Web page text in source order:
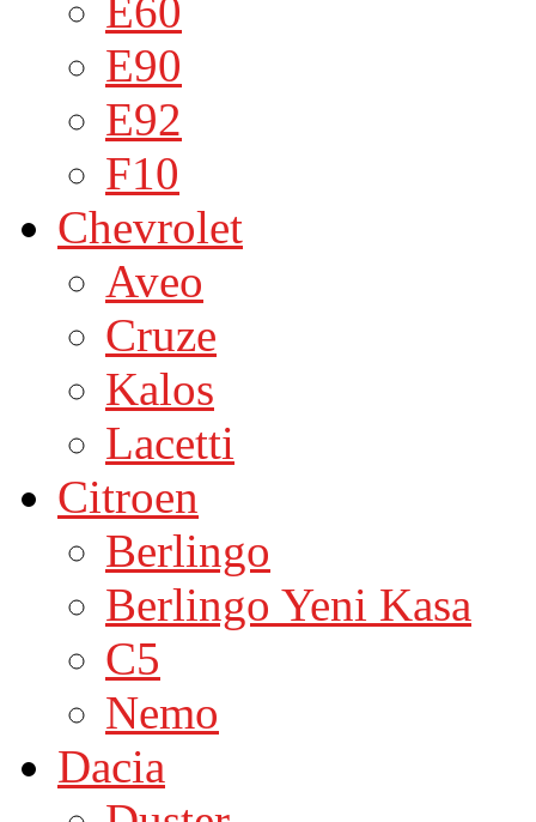
E60
E90
E92
F10
Chevrolet
Aveo
Cruze
Kalos
Lacetti
Citroen
Berlingo
Berlingo Yeni Kasa
C5
Nemo
Dacia